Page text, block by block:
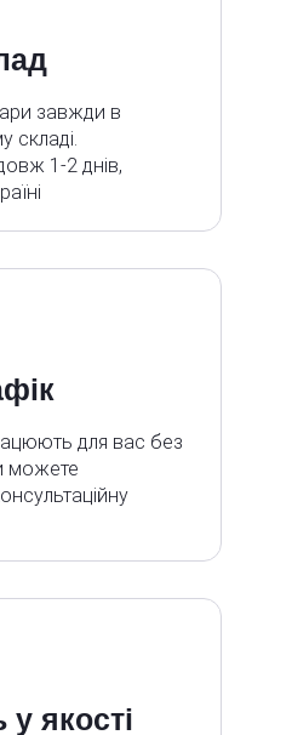
завжди в
складі.
1-2 днів,
для вас без
можете
у якості